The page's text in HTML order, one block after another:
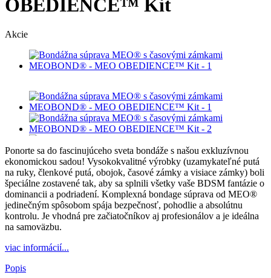
OBEDIENCE™ Kit
Akcie
Ponorte sa do fascinujúceho sveta bondáže s našou exkluzívnou
ekonomickou sadou! Vysokokvalitné výrobky (uzamykateľné putá
na ruky, členkové putá, obojok, časové zámky a visiace zámky) boli
špeciálne zostavené tak, aby sa splnili všetky vaše BDSM fantázie o
dominancii a podriadení. Komplexná bondage súprava od MEO®
jedinečným spôsobom spája bezpečnosť, pohodlie a absolútnu
kontrolu. Je vhodná pre začiatočníkov aj profesionálov a je ideálna
na samoväzbu.
viac informácií...
Popis